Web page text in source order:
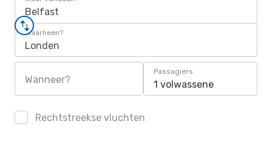
Belfast
Waarheen?
Londen
Wanneer?
Passagiers
1 volwassene
Rechtstreekse vluchten